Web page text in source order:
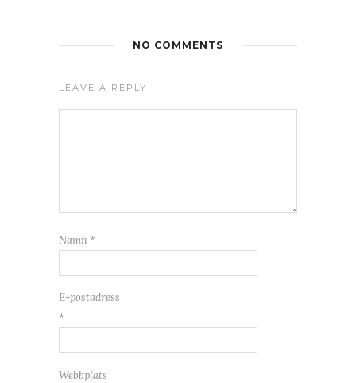
NO COMMENTS
LEAVE A REPLY
Namn *
E-postadress
*
Webbplats